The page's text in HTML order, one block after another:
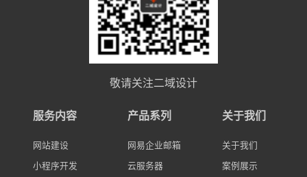
敬请关注二域设计
服务内容
网站建设
小程序开发
产品系列
网易企业邮箱
云服务器
关于我们
关于我们
案例展示